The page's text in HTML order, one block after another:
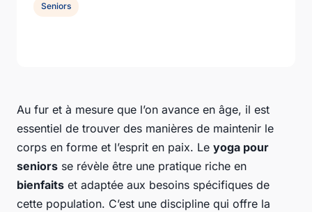
Au fur et à mesure que l’on avance en âge, il est
essentiel de trouver des manières de maintenir le
corps en forme et l’esprit en paix. Le yoga pour
seniors se révèle être une pratique riche en
bienfaits et adaptée aux besoins spécifiques de
cette population. C’est une discipline qui offre la
Seniors